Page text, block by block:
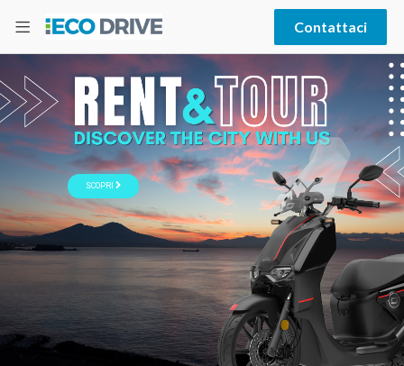
Contattaci
SCOPRI